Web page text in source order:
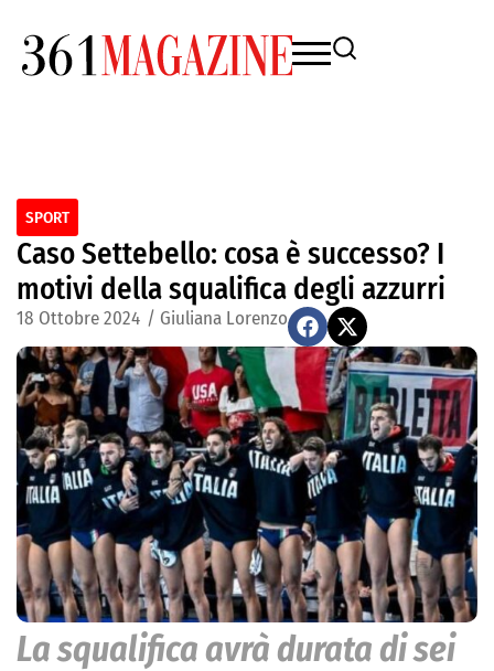
SPORT
Caso Settebello: cosa è successo? I
motivi della squalifica degli azzurri
18 Ottobre 2024 / Giuliana Lorenzo
La squalifica avrà durata di sei